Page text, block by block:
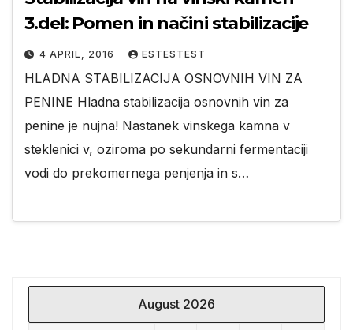
3.del: Pomen in načini stabilizacije
4 APRIL, 2016 ESTESTEST
HLADNA STABILIZACIJA OSNOVNIH VIN ZA
PENINE Hladna stabilizacija osnovnih vin za
penine je nujna! Nastanek vinskega kamna v
steklenici v, oziroma po sekundarni fermentaciji
vodi do prekomernega penjenja in s…
August 2026